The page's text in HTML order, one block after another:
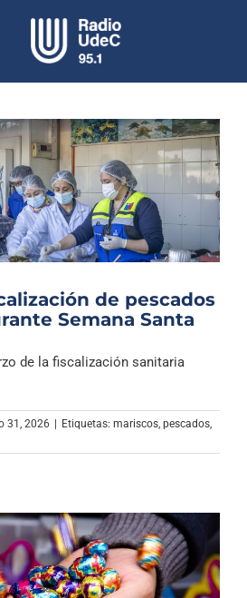
Radio UdeC en vivo
Somos
Podcast
Noticias
Columnas
Sonoro
de pescados
Semana Santa
de la fiscalización sanitaria
31, 2026 | Etiquetas: mariscos pescados